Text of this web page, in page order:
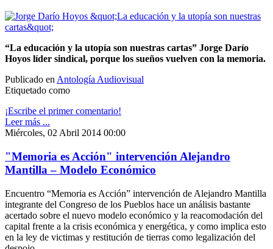
“La educación y la utopía son nuestras cartas” Jorge Darío
Hoyos líder sindical, porque los sueños vuelven con la memoria.
Publicado en Antología Audiovisual
Etiquetado como
¡Escribe el primer comentario!
Leer más ...
Miércoles, 02 Abril 2014 00:00
"Memoria es Acción" intervención Alejandro
Mantilla – Modelo Económico
Encuentro “Memoria es Acción” intervención de Alejandro Mantilla
integrante del Congreso de los Pueblos hace un análisis bastante
acertado sobre el nuevo modelo económico y la reacomodación del
capital frente a la crisis económica y energética, y como implica esto
en la ley de victimas y restitución de tierras como legalización del